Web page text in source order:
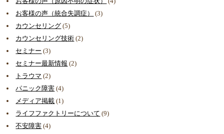
お客様の声（統合失調症）
(3)
カウンセリング (5)
カウンセリング技術 (2)
セミナー (3)
セミナー最新情報 (2)
トラウマ (2)
パニック障害 (4)
メディア掲載 (1)
ライフファクトリーについて (9)
不安障害 (4)